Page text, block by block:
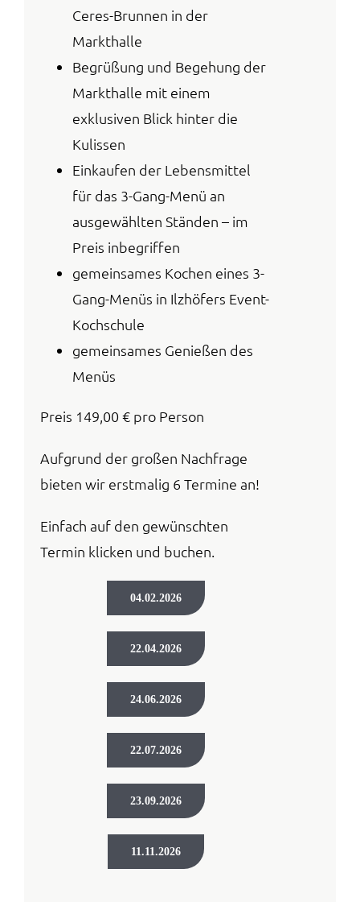
Ceres-Brunnen in der
Markthalle
Begrüßung und Begehung der
Markthalle mit einem
exklusiven Blick hinter die
Kulissen
Einkaufen der Lebensmittel
für das 3-Gang-Menü an
ausgewählten Ständen – im
Preis inbegriffen
gemeinsames Kochen eines 3-
Gang-Menüs in Ilzhöfers Event-
Kochschule
gemeinsames Genießen des
Menüs
Preis 149,00 € pro Person
Aufgrund der großen Nachfrage
bieten wir erstmalig 6 Termine an!
Einfach auf den gewünschten
Termin klicken und buchen.
04.02.2026
22.04.2026
24.06.2026
22.07.2026
23.09.2026
11.11.2026